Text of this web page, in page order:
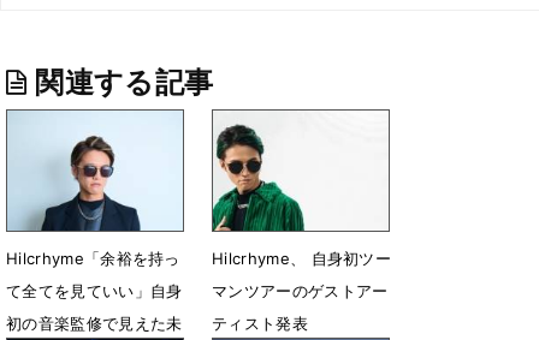
関連する記事
Hilcrhyme「余裕を持っ
て全てを見ていい」自身
初の音楽監修で見えた未
Hilcrhyme、 自身初ツー
マンツアーのゲストアー
ティスト発表